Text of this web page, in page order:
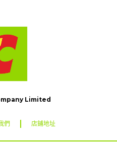
Limited
們 店鋪地址